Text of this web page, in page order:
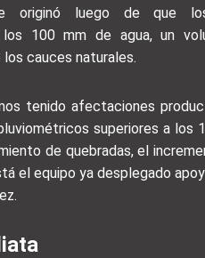
originó luego de que
los 100 mm de agua, un
cauces naturales.
tenido afectaciones
superiores a los
de quebradas, el
el equipo ya desplegado